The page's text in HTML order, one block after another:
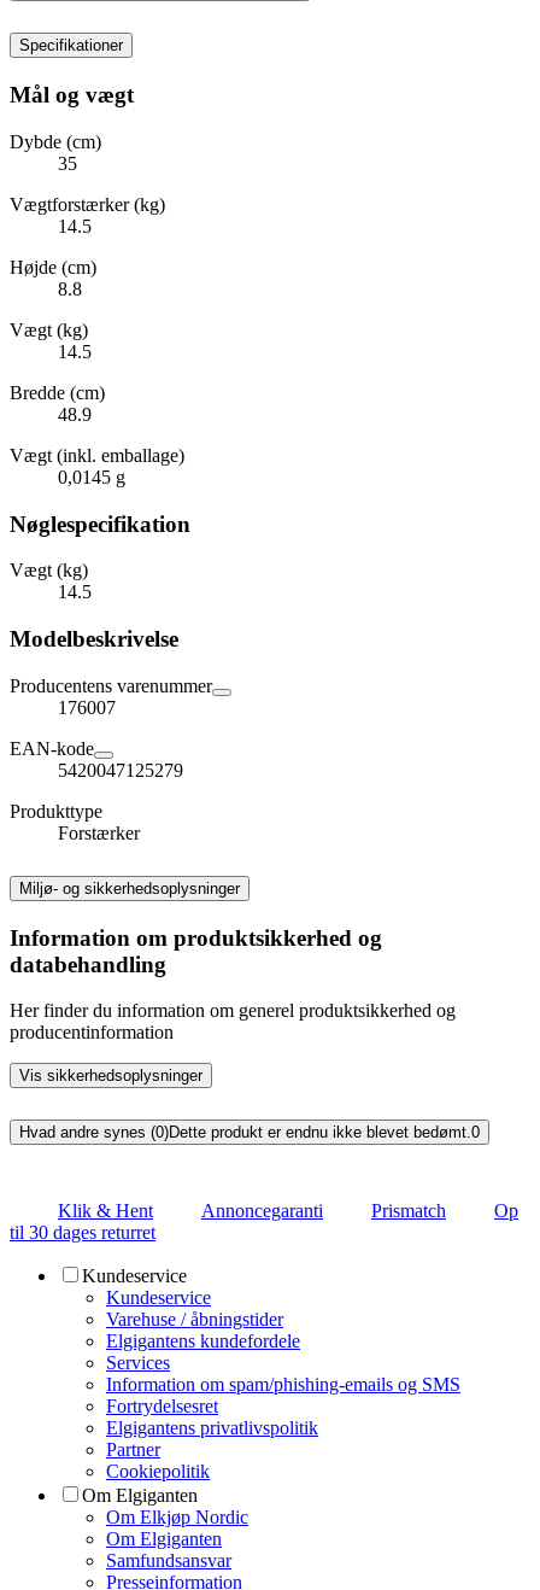
Specifikationer
Mål og vægt
Dybde (cm)
35
Vægtforstærker (kg)
14.5
Højde (cm)
8.8
Vægt (kg)
14.5
Bredde (cm)
48.9
Vægt (inkl. emballage)
0,0145 g
Nøglespecifikation
Vægt (kg)
14.5
Modelbeskrivelse
Producentens varenummer
176007
EAN-kode
5420047125279
Produkttype
Forstærker
Miljø- og sikkerhedsoplysninger
Information om produktsikkerhed og
databehandling
Her finder du information om generel produktsikkerhed og
producentinformation
Vis sikkerhedsoplysninger
Hvad andre synes (0)Dette produkt er endnu ikke blevet bedømt.0
Klik & Hent Annoncegaranti Prismatch
Op
til 30 dages returret
Kundeservice
Kundeservice
Varehuse / åbningstider
Elgigantens kundefordele
Services
Information om spam/phishing-emails og SMS
Fortrydelsesret
Elgigantens privatlivspolitik
Partner
Cookiepolitik
Om Elgiganten
Om Elkjøp Nordic
Om Elgiganten
Samfundsansvar
Presseinformation